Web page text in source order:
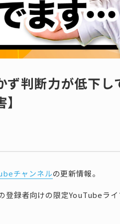
ず判断力が低下し
チャンネルの更新情報。
登録者向けの限定YouTubeラ